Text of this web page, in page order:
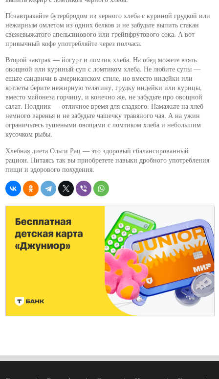
Позавтракайте бутербродом из черного хлеба с куриной грудкой или
нежирным омлетом из одних белков и не забудьте выпить стакан
свежевыжатого апельсинового или грейпфрутового сока. А вот
привычный кофе употребляйте через полчаса.
Второй завтрак — йогурт и ломтик хлеба. На обед можете взять
овощной или куриный суп с ломтиком хлеба. Не любите супы —
ешьте сандвичи в американском стиле, но вместо индейки или
котлеты берите нежирную телятину, грудку индейки или курицы,
вместо майонеза горчицу, и конечно же, не забудьте про овощной
салат. Полдник — отличное время для сладкого. Намажьте на хлеб
немного варенья и не забудьте чашечку травяного чая. А на ужин
ограничьтесь тушеными овощами с ломтиком хлеба и небольшим
кусочком рыбы.
Хлебная диета Ольги Рац — это здоровый сбалансированный
рацион. Питаясь так вы приобретете навыки дробного употребления
пищи и здорового похудения.